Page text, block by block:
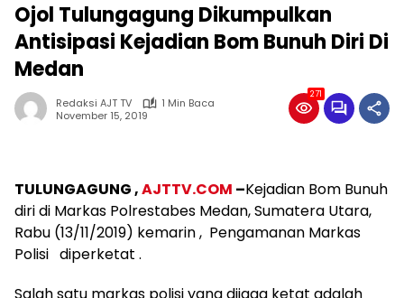
Ojol Tulungagung Dikumpulkan
Antisipasi Kejadian Bom Bunuh Diri Di
Medan
Redaksi AJT TV
1 Min Baca
November 15, 2019
271
TULUNGAGUNG ,AJTTV.COM –Kejadian Bom Bunuh
diri di Markas Polrestabes Medan, Sumatera Utara,
Rabu (13/11/2019) kemarin , Pengamanan Markas
Polisi diperketat .